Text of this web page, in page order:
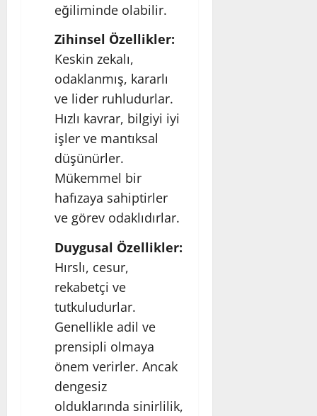
eğiliminde olabilir.
Zihinsel Özellikler:
Keskin zekalı,
odaklanmış, kararlı
ve lider ruhludurlar.
Hızlı kavrar, bilgiyi iyi
işler ve mantıksal
düşünürler.
Mükemmel bir
hafızaya sahiptirler
ve görev odaklıdırlar.
Duygusal Özellikler:
Hırslı, cesur,
rekabetçi ve
tutkuludurlar.
Genellikle adil ve
prensipli olmaya
önem verirler. Ancak
dengesiz
olduklarında sinirlilik,